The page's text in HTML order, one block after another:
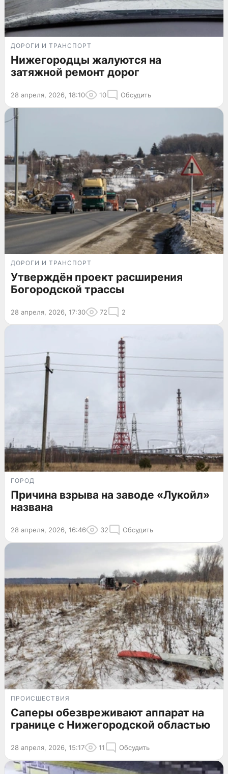
ДОРОГИ И ТРАНСПОРТ
Нижегородцы жалуются на
затяжной ремонт дорог
28 апреля, 2026, 18:10 10 Обсудить
ДОРОГИ И ТРАНСПОРТ
Утверждён проект расширения
Богородской трассы
28 апреля, 2026, 17:30 72 2
ГОРОД
Причина взрыва на заводе «Лукойл»
названа
28 апреля, 2026, 16:46 32 Обсудить
ПРОИСШЕСТВИЯ
Саперы обезвреживают аппарат на
границе с Нижегородской областью
28 апреля, 2026, 15:17 11 Обсудить